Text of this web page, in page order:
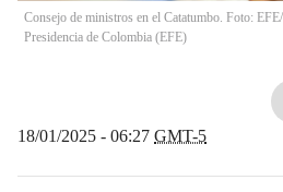
Consejo de ministros en el Catatumbo. Foto:
Presidencia de Colombia (EFE)
18/01/2025 - 06:27 GMT-5